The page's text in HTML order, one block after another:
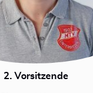
2. Vorsitzende